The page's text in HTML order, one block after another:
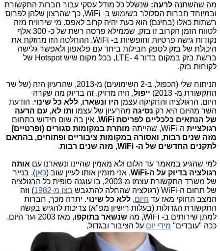
מה שהשתנה לרעה: שנשלל כל מודל עסקי עבור חברות התקשורת
ובמיוחד חברות הסלולר בשימוש ב- WiFi, כך שהרצון שלהן לפרוס
רשתות כאלו (בחינם) הוא כעת יהיה קרוב לאפס. מי שירוויח מזה
לטווח הזמן הקרוב זו בזק, שממילא פרסה רשת של כ- 300 אלף
נקודות גישה פרטיות וחופשיות ב- WiFi. ההחלטה הזו מחזקת את
היכולת של בזק לספק חבילות ביחד עם פלאפון ולאפשר גלישה
ברשת בזק במקום בדור 4 -LTE, בכל מקום שיש Hotspot של
לקוחות בזק.
הניתוח שלי (הכפול, ב-2 השימועים) מ-2013, שהרעיון הזה (של שר
התקשורת מ- 2013)
ייפול, היה מדויק. זה בדיוק מה שקרה
היום. הרגולציה והחקיקה עצמן היו ונשארו, ללא כל שינוי. הודעת
השר מהיום היא רק נסיגה מהרעיון של עצמו ותו לא, עם הרעה
של הנתאים כלכליים לפריסת WiFi.
אין בה שום חידוש בתחום
רגולציית ה-WiFi, שהייתה
מותרת במקומות סגורים (ופרטיים)
מזה שנים רבות, ואסורה במקומות ציבוריים ופתוחים, בהתאם
לתקנים החדשים של ה- WiFi, מזה שנים רבות
.
למי שהגיע במאמר עד הלום ולא מאמין שהיינו ונשארנו עם אותה
רגולציה בדיוק על ה-WiFi
, אני מזמין אותו לעיין שוב (כאן), בנייר
של משרד התקשורת עצמו מ-2003, בו עוגנה סופית כל הרגולציה
של תחום ה-WiFi (רגולציה שהחלה להתגבש
בצו מ-1982
) וזה
המצב החוקי מאז עד היום, ללא כל שינוי. יתרה מכך, חברות
התקשורת הגדולות (בעלות רישיון מפ"א) צריכות להגיש בקשה
למתן שירותים ב- WiFi, מה
שנשאר בתוקפו
, מאז 2003 ועד היום.
ככה "עובדים" מידי יום על הציבור ובגדול.